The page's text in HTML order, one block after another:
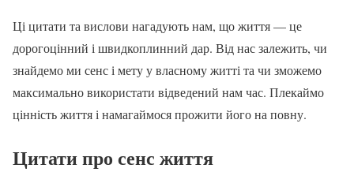
Ці цитати та вислови нагадують нам, що життя — це
дорогоцінний і швидкоплинний дар. Від нас залежить, чи
знайдемо ми сенс і мету у власному житті та чи зможемо
максимально використати відведений нам час. Плекаймо
цінність життя і намагаймося прожити його на повну.
Цитати про сенс життя